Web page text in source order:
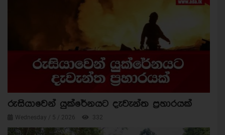
රුසියාවෙන් යුක්රේනයට දැවැන්ත ප්‍රහාරයක්
Wednesday / 5 / 2026 332